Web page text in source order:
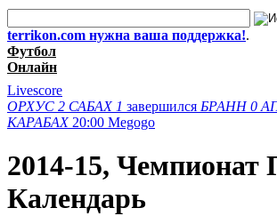
terrikon.com нужна ваша поддержка!.
Футбол
Онлайн
Livescore
ОРХУС 2 САБАХ 1 завершился БРАНН 0
КАРАБАХ 20:00 Megogo
2014-15, Чемпионат
Календарь